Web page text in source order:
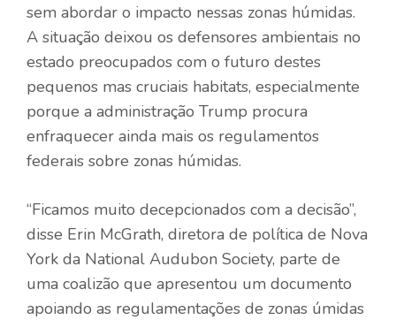
sem abordar o impacto nessas zonas húmidas.
A situação deixou os defensores ambientais no
estado preocupados com o futuro destes
pequenos mas cruciais habitats, especialmente
porque a administração Trump procura
enfraquecer ainda mais os regulamentos
federais sobre zonas húmidas.
“Ficamos muito decepcionados com a decisão”,
disse Erin McGrath, diretora de política de Nova
York da National Audubon Society, parte de
uma coalizão que apresentou um documento
apoiando as regulamentações de zonas úmidas